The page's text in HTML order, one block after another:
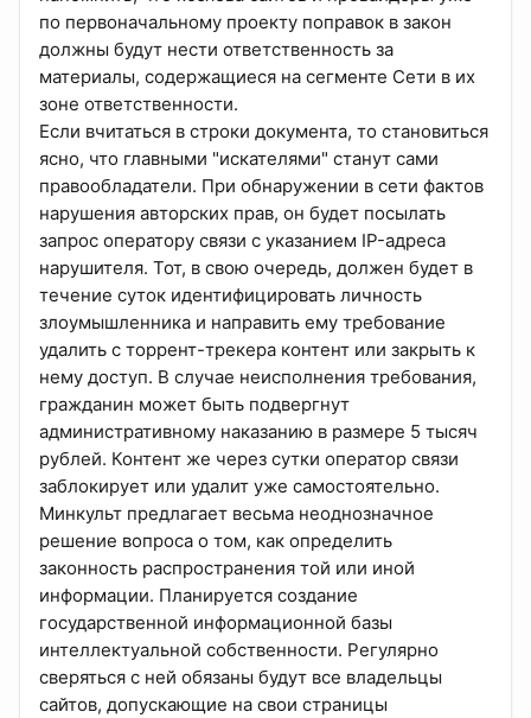
по первоначальному проекту поправок в закон
должны будут нести ответственность за
материалы, содержащиеся на сегменте Сети в их
зоне ответственности.
Если вчитаться в строки документа, то становиться
ясно, что главными "искателями" станут сами
правообладатели. При обнаружении в сети фактов
нарушения авторских прав, он будет посылать
запрос оператору связи с указанием IP-адреса
нарушителя. Тот, в свою очередь, должен будет в
течение суток идентифицировать личность
злоумышленника и направить ему требование
удалить с торрент-трекера контент или закрыть к
нему доступ. В случае неисполнения требования,
гражданин может быть подвергнут
административному наказанию в размере 5 тысяч
рублей. Контент же через сутки оператор связи
заблокирует или удалит уже самостоятельно.
Минкульт предлагает весьма неоднозначное
решение вопроса о том, как определить
законность распространения той или иной
информации. Планируется создание
государственной информационной базы
интеллектуальной собственности. Регулярно
сверяться с ней обязаны будут все владельцы
сайтов, допускающие на свои страницы